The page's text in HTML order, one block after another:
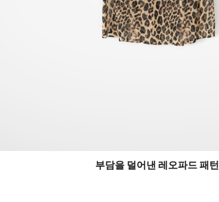
부담을 덜어낸 레오파드 패턴